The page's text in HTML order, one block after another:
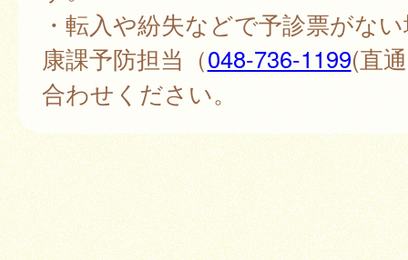
・転入や紛失などで予診票がな
康課予防担当（048-736-1199(直
合わせください。